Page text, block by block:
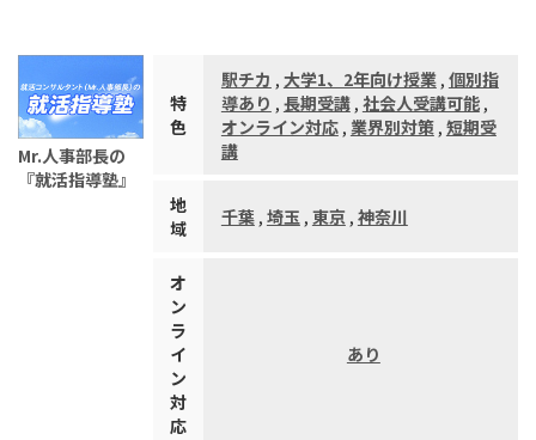
Mr.人事部長の
『就活指導塾』
特
色
駅チカ , 大学1、2年向け授業, 個別指
導あり , 長期受講, 社会人受講可能,
オンライン対応, 業界別対策, 短期受
講
地
域
千葉, 埼玉, 東京, 神奈川
オ
ン
ラ
イ
ン
対
応
あり